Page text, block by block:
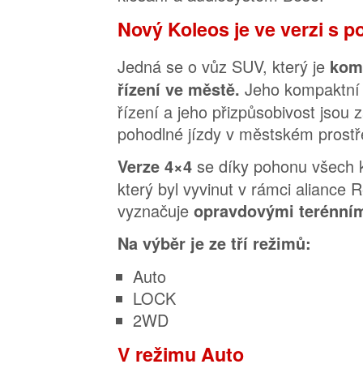
Nový Koleos je ve verzi s
Jedná se o vůz SUV, který je
řízení ve městě. Jeho
řízení a jeho přizpůsobivost jsou
pohodlné jízdy v městském
Verze 4×4 se díky pohonu všech
který byl vyvinut v rámci aliance
vyznačuje opravdovými
Na výběr je ze tří režimů:
Auto
LOCK
2WD
V režimu Auto